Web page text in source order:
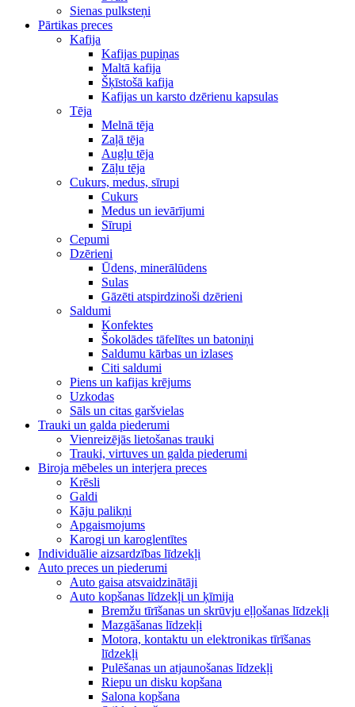
Sienas pulksteņi
Pārtikas preces
Kafija
Kafijas pupiņas
Maltā kafija
Šķīstošā kafija
Kafijas un karsto dzērienu kapsulas
Tēja
Melnā tēja
Zaļā tēja
Augļu tēja
Zāļu tēja
Cukurs, medus, sīrupi
Cukurs
Medus un ievārījumi
Sīrupi
Cepumi
Dzērieni
Ūdens, minerālūdens
Sulas
Gāzēti atspirdzinoši dzērieni
Saldumi
Konfektes
Šokolādes tāfelītes un batoniņi
Saldumu kārbas un izlases
Citi saldumi
Piens un kafijas krējums
Uzkodas
Sāls un citas garšvielas
Trauki un galda piederumi
Vienreizējās lietošanas trauki
Trauki, virtuves un galda piederumi
Biroja mēbeles un interjera preces
Krēsli
Galdi
Kāju palikņi
Apgaismojums
Karogi un karoglentītes
Individuālie aizsardzības līdzekļi
Auto preces un piederumi
Auto gaisa atsvaidzinātāji
Auto kopšanas līdzekļi un ķīmija
Bremžu tīrīšanas un skrūvju eļļošanas līdzekļi
Mazgāšanas līdzekļi
Motora, kontaktu un elektronikas tīrīšanas
līdzekļi
Pulēšanas un atjaunošanas līdzekļi
Riepu un disku kopšana
Salona kopšana